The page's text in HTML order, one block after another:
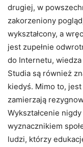
drugiej, w
zakorzeniony
wykształcony, a
jest zupełnie
do Internetu,
Studia są również
kiedyś. Mimo to,
zamierzają
Wykształcenie
wyznacznikiem
ludzi, którzy